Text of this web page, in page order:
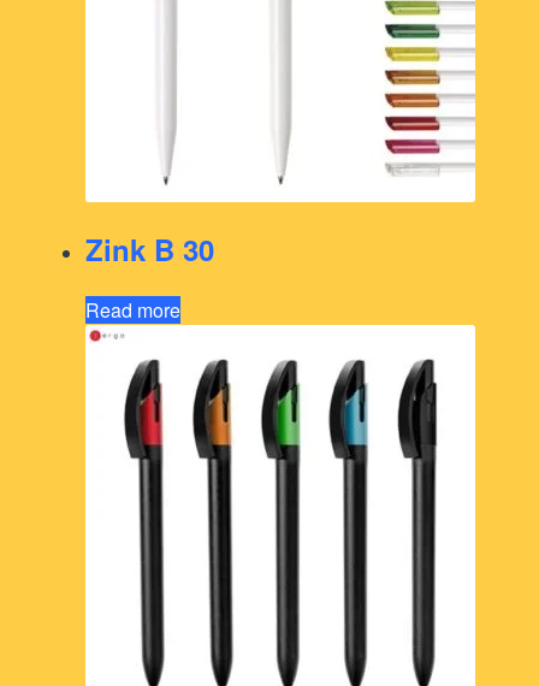
Zink B 30
Read more